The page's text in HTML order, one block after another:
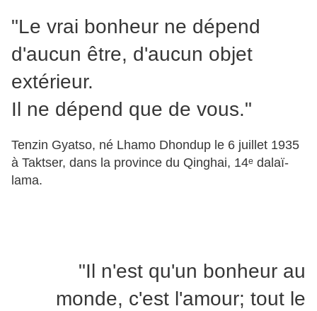
"Le vrai bonheur ne dépend
d'aucun être, d'aucun objet
extérieur.
Il ne dépend que de vous."
Tenzin Gyatso, né Lhamo Dhondup le 6 juillet 1935
à Taktser, dans la province du Qinghai, 14ᵉ dalaï-
lama.
"Il n'est qu'un bonheur au
monde, c'est l'amour; tout le